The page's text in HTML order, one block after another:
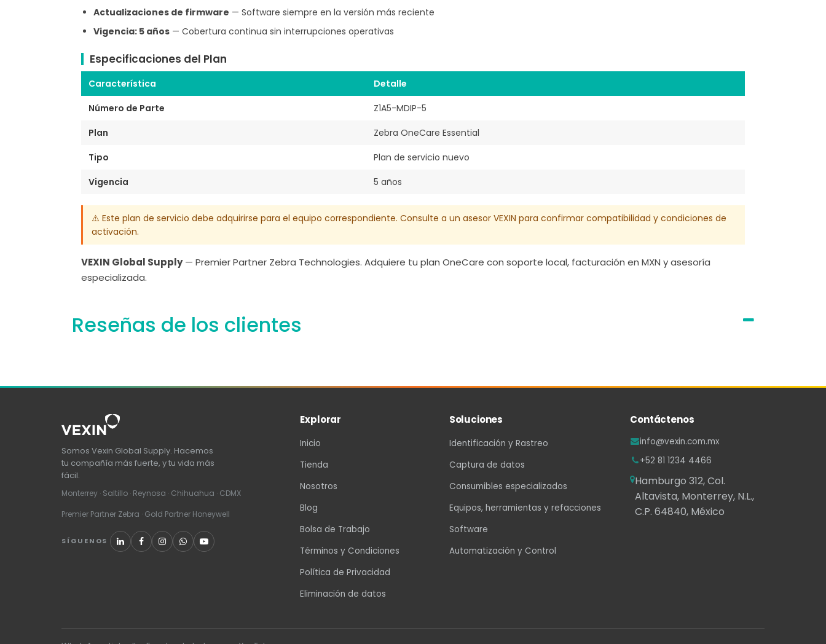
Actualizaciones de firmware — Software siempre en la versión más reciente
Vigencia: 5 años — Cobertura continua sin interrupciones operativas
Especificaciones del Plan
Característica
Detalle
Número de Parte
Z1A5-MDIP-5
Plan
Zebra OneCare Essential
Tipo
Plan de servicio nuevo
Vigencia
5 años
⚠️ Este plan de servicio debe adquirirse para el equipo correspondiente. Consulte a un asesor VEXIN para confirmar compatibilidad y condiciones de
activación.
VEXIN Global Supply— Premier Partner Zebra Technologies. Adquiere tu plan OneCare con soporte local, facturación en MXN y asesoría
especializada.
Reseñas de los clientes
Somos Vexin Global Supply. Hacemos
tu compañía más fuerte, y tu vida más
fácil.
Monterrey · Saltillo · Reynosa · Chihuahua · CDMX
Premier Partner Zebra · Gold Partner Honeywell
SÍGUENOS
Explorar
Inicio
Tienda
Nosotros
Blog
Bolsa de Trabajo
Términos y Condiciones
Política de Privacidad
Eliminación de datos
Soluciones
Identificación y Rastreo
Captura de datos
Consumibles especializados
Equipos, herramientas y refacciones
Software
Automatización y Control
Contáctenos
info@vexin.com.mx
+52 81 1234 4466
Hamburgo 312, Col.
Altavista, Monterrey, N.L.,
C.P. 64840, México